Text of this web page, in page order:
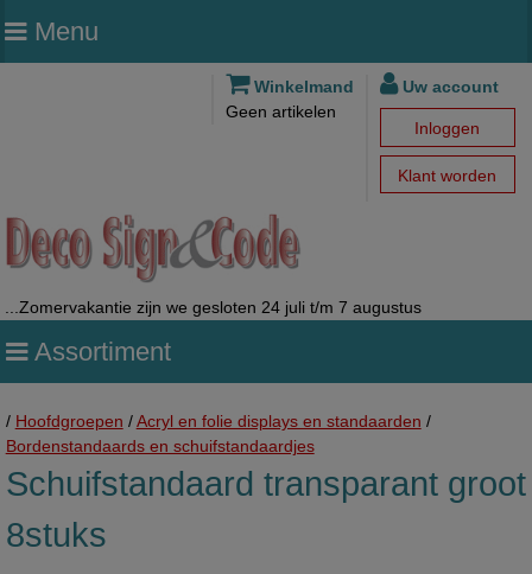
Menu
Winkelmand
Geen artikelen
Uw account
Inloggen
Klant worden
...Zomervakantie zijn we gesloten 24 juli t/m 7 augustus
Assortiment
/ Hoofdgroepen /Acryl en folie displays en standaarden /
Bordenstandaards en schuifstandaardjes
Schuifstandaard transparant groot
8stuks